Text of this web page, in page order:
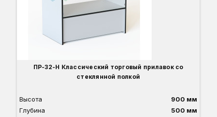
ПР-32-Н Классический торговый прилавок со
стеклянной полкой
Высота
900 мм
Глубина
500 мм